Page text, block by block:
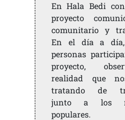
En Hala Bedi
proyecto
comunitario y
En el día a
personas
proyecto,
realidad que
tratando de
junto a los
populares.